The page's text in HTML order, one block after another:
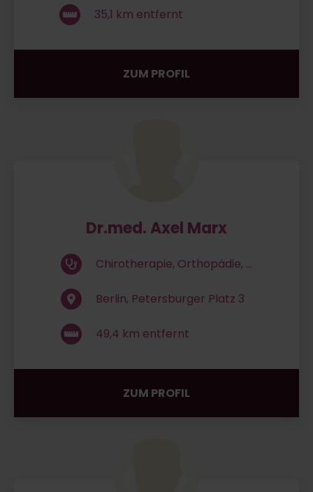
35,1 km entfernt
ZUM PROFIL
Dr.med. Axel Marx
Chirotherapie, Orthopädie, ...
Berlin, Petersburger Platz 3
49,4 km entfernt
ZUM PROFIL